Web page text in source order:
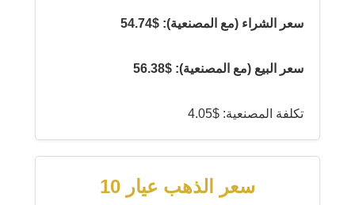
سعر الشراء (مع المصنعية): $54.74
سعر البيع (مع المصنعية): $56.38
تكلفة المصنعية: $4.05
سعر الذهب عيار 10